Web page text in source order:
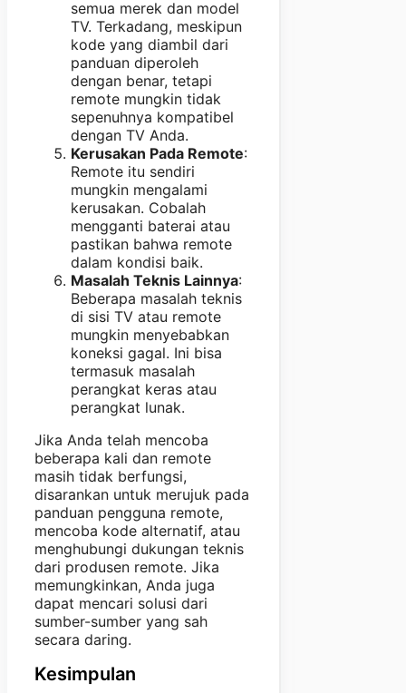
semua merek dan model
TV. Terkadang, meskipun
kode yang diambil dari
panduan diperoleh
dengan benar, tetapi
remote mungkin tidak
sepenuhnya kompatibel
dengan TV Anda.
Kerusakan Pada Remote:
Remote itu sendiri
mungkin mengalami
kerusakan. Cobalah
mengganti baterai atau
pastikan bahwa remote
dalam kondisi baik.
Masalah Teknis Lainnya:
Beberapa masalah teknis
di sisi TV atau remote
mungkin menyebabkan
koneksi gagal. Ini bisa
termasuk masalah
perangkat keras atau
perangkat lunak.
Jika Anda telah mencoba
beberapa kali dan remote
masih tidak berfungsi,
disarankan untuk merujuk pada
panduan pengguna remote,
mencoba kode alternatif, atau
menghubungi dukungan teknis
dari produsen remote. Jika
memungkinkan, Anda juga
dapat mencari solusi dari
sumber-sumber yang sah
secara daring.
Kesimpulan